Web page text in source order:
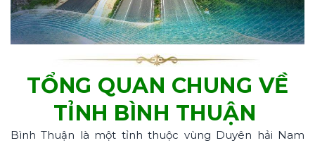
TỔNG QUAN CHUNG VỀ
TỈNH BÌNH THUẬN
Bình Thuận là một tỉnh thuộc vùng Duyên hải Nam